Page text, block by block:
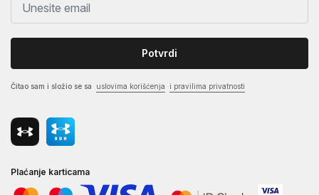
Potvrdi
Čitao sam i složio se sa uslovima korišćenja i pravilima privatnosti
Plaćanje karticama